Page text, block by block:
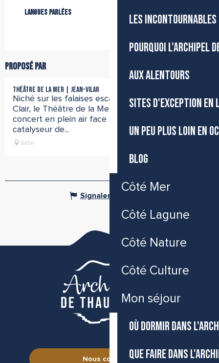
LES
POURQUOI L'ARCHIPEL
AUX ALENTOURS
SITES D'EXCEPTION EN
UN PEU PLUS LOIN EN
BLOG
Côté Mer
Côté Lagune
Côté Nature
Côté Culture
Mon séjour
OÙ DORMIR DANS
QUE FAIRE DANS
Langues parlées
Langues parlées
Proposé par
THÉÂTRE DE LA MER | JEAN-VILAR
​Niché sur les falaises escarpées du mont Saint-
Clair, le Théâtre de la Mer, extraordinaire salle de
concert en plein air face à la Méditerranée, est le
catalyseur de...
Sète
Signaler une erreur
Nous contacter